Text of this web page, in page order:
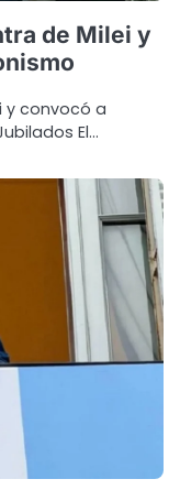
de Milei y
y convocó a
El…